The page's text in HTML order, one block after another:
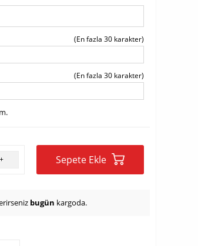
(En fazla 30 karakter)
(En fazla 30 karakter)
+ Sepete Ekle
bugün kargoda.